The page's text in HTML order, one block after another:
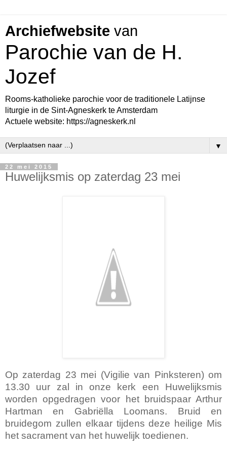
Archiefwebsite van
Parochie van de H.
Jozef
Rooms-katholieke parochie voor de traditionele Latijnse
liturgie in de Sint-Agneskerk te Amsterdam
Actuele website: https://agneskerk.nl
▼
22 mei 2015
Huwelijksmis op zaterdag 23 mei
Op zaterdag 23 mei (Vigilie van Pinksteren) om
13.30 uur zal in onze kerk een Huwelijksmis
worden opgedragen voor het bruidspaar Arthur
Hartman en Gabriëlla Loomans. Bruid en
bruidegom zullen elkaar tijdens deze heilige Mis
het sacrament van het huwelijk toedienen.